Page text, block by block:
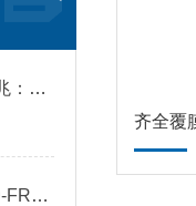
除尘滤芯3290堵死前的4个征兆：从出口排放浓度倒查滤材失效节点
初阻力≤120Pa？PHKT3266D-FR除尘滤芯的阻力曲线与脉冲清灰响应实测
齐全覆